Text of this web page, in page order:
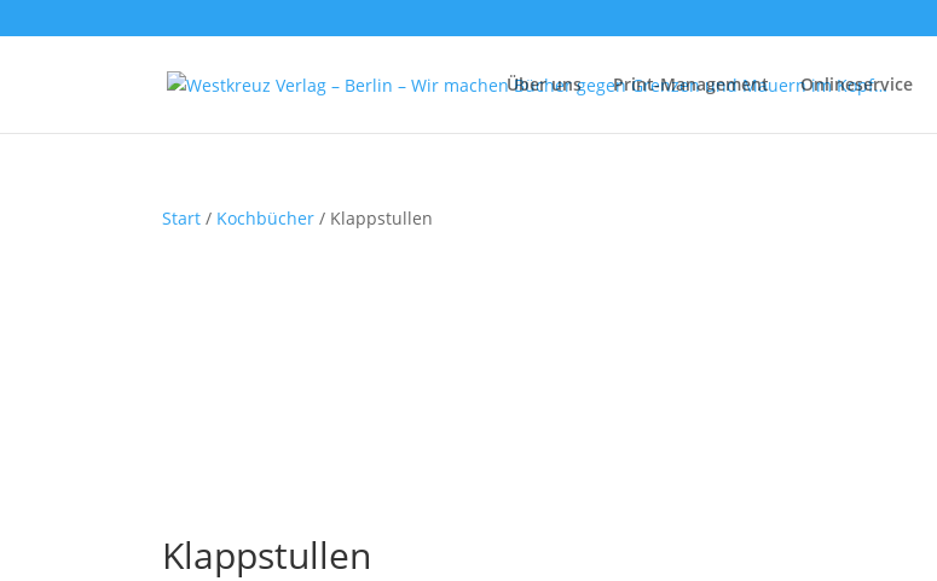
Über uns Print-Management Onlineservice
Start / Kochbücher / Klappstullen
Klappstullen